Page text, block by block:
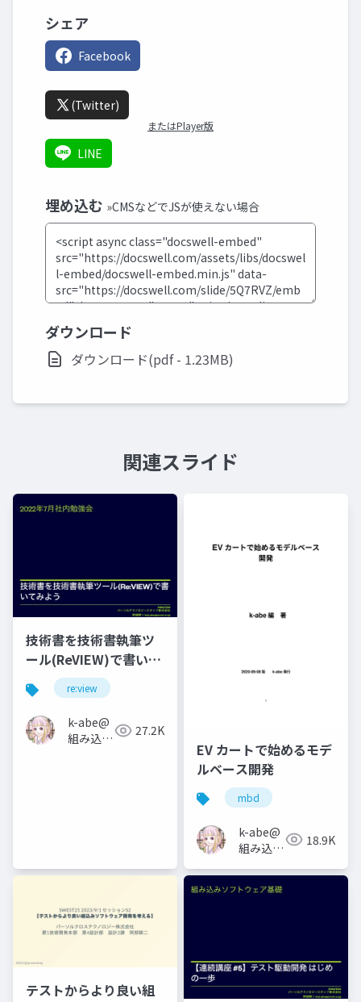
シェア
Facebook
(Twitter)
またはPlayer版
LINE
埋め込む »CMSなどでJSが使えない場合
ダウンロード
ダウンロード(pdf - 1.23MB)
関連スライド
技術書を技術書執筆ツ
ール(ReVIEW)で書いて
みようre:view
k-abe@
組み込み
27.2K
EV カートで始めるモデ
ルベース開発
mbd
k-abe@
組み込み
ェアの人
18.9K
テストからより良い組